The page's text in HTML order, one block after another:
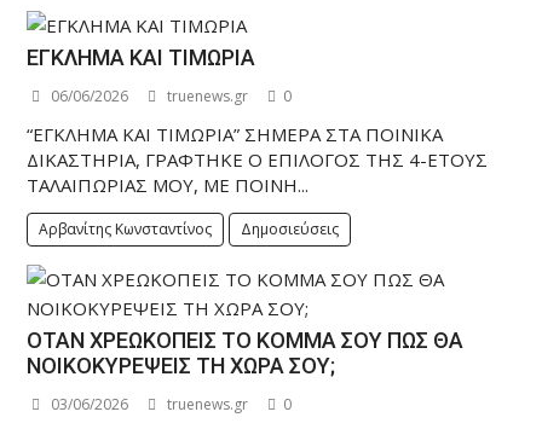
ΕΓΚΛΗΜΑ ΚΑΙ ΤΙΜΩΡΙΑ
06/06/2026 truenews.gr 0
“ΕΓΚΛΗΜΑ ΚΑΙ ΤΙΜΩΡΙΑ” ΣΗΜΕΡΑ ΣΤΑ ΠΟΙΝΙΚΑ
ΔΙΚΑΣΤΗΡΙΑ, ΓΡΑΦΤΗΚΕ Ο ΕΠΙΛΟΓΟΣ ΤΗΣ 4-ΕΤΟΥΣ
ΤΑΛΑΙΠΩΡΙΑΣ ΜΟΥ, ΜΕ ΠΟΙΝΗ...
Αρβανίτης Κωνσταντίνος Δημοσιεύσεις
ΟΤΑΝ ΧΡΕΩΚΟΠΕΙΣ ΤΟ ΚΟΜΜΑ ΣΟΥ ΠΩΣ ΘΑ
ΝΟΙΚΟΚΥΡΕΨΕΙΣ ΤΗ ΧΩΡΑ ΣΟΥ;
03/06/2026 truenews.gr 0